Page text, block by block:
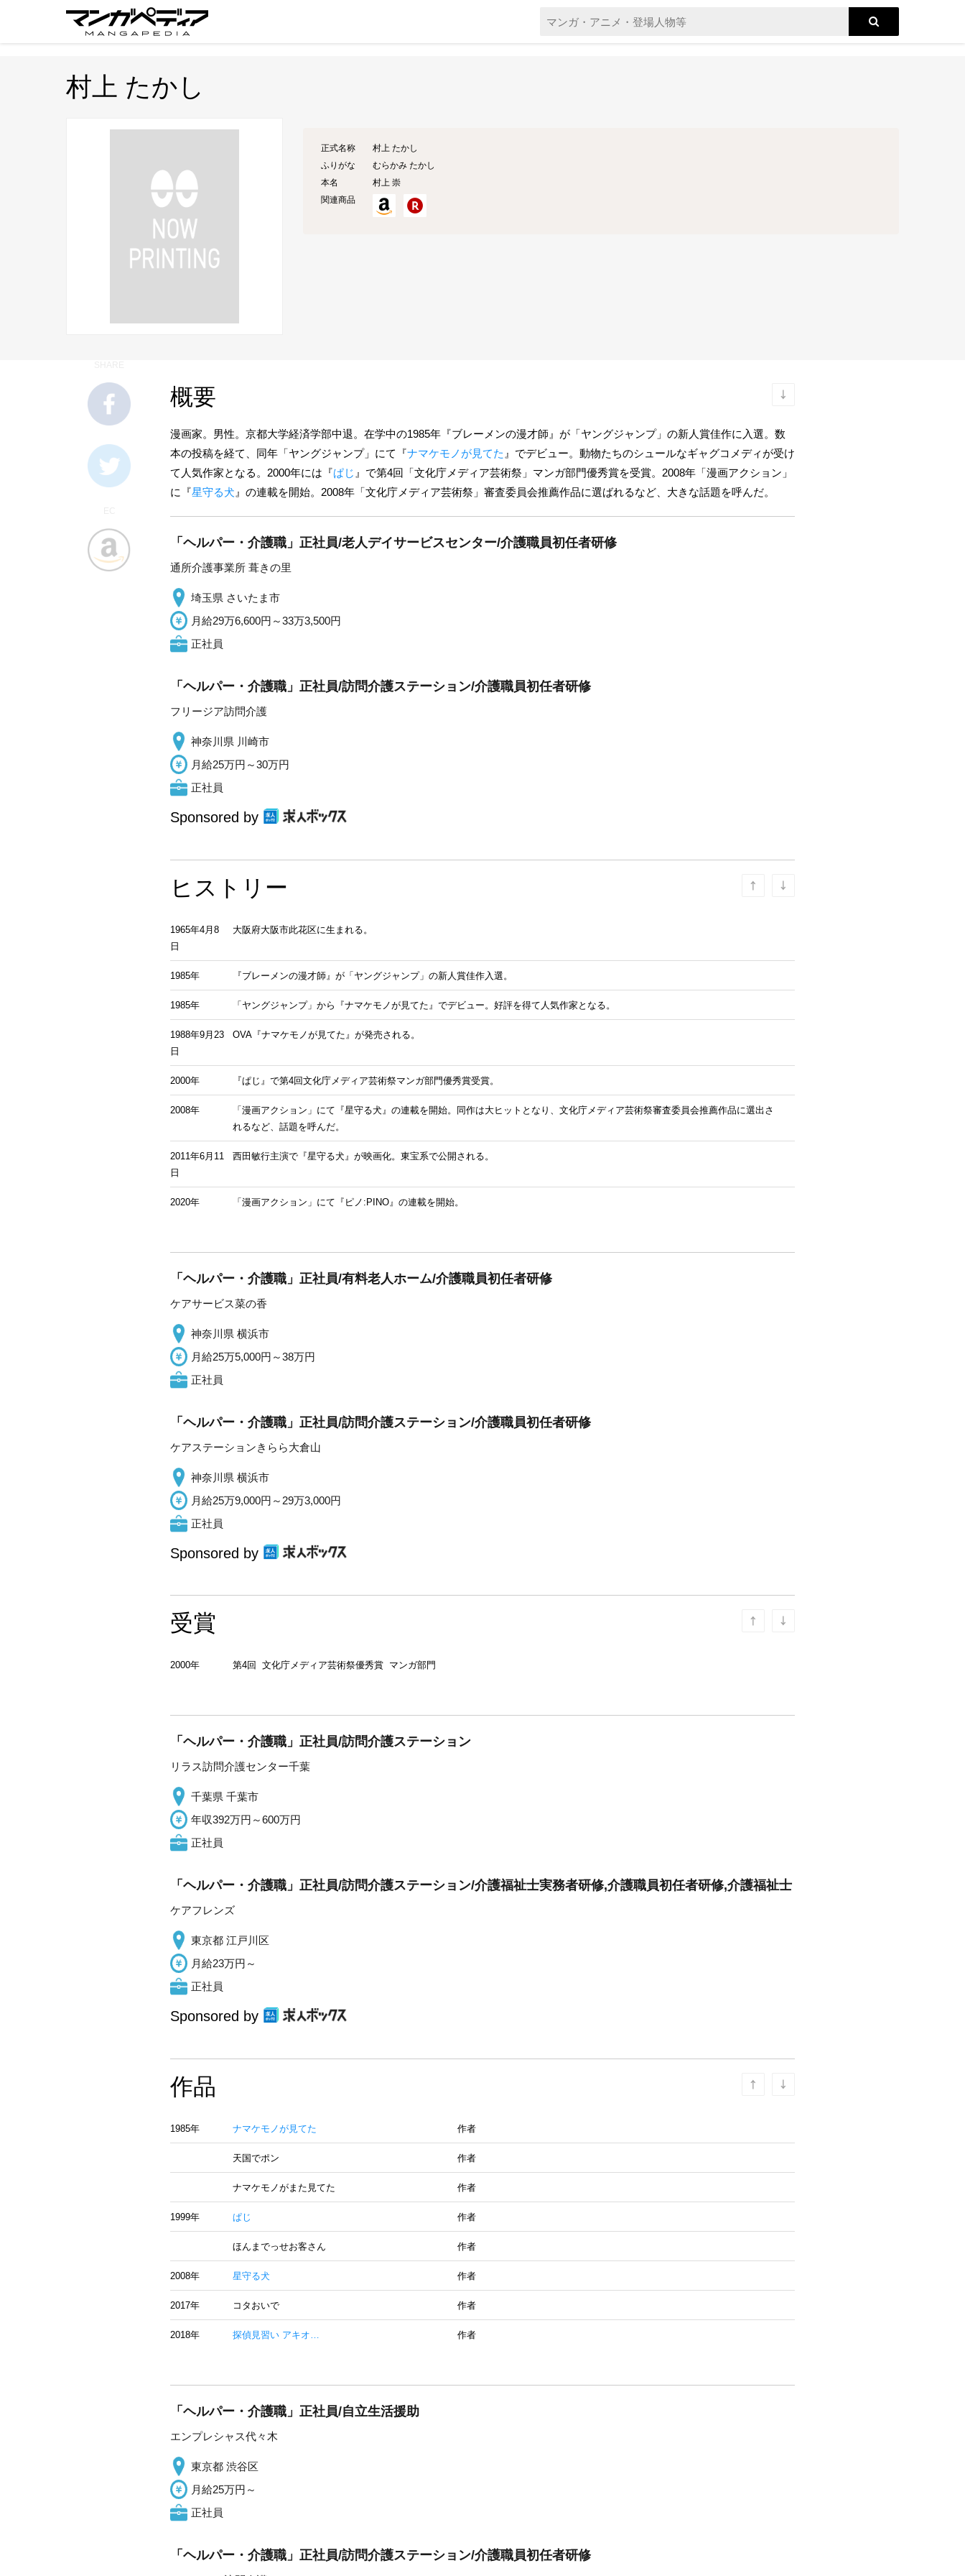
村上 たかし
正式名称
村上 たかし
ふりがな
むらかみ たかし
本名
村上 崇
関連商品
概要
漫画家。男性。京都大学経済学部中退。在学中の1985年『ブレーメンの漫才師』が「ヤングジャンプ」の新人賞佳作に入選。数
本の投稿を経て、同年「ヤングジャンプ」にて『ナマケモノが見てた 』でデビュー。動物たちのシュールなギャグコメディが受け
て人気作家となる。2000年には『ぱじ 』で第4回「文化庁メディア芸術祭」マンガ部門優秀賞を受賞。2008年「漫画アクション」
に『星守る犬 』の連載を開始。2008年「文化庁メディア芸術祭」審査委員会推薦作品に選ばれるなど、大きな話題を呼んだ。
「ヘルパー・介護職」正社員/老人デイサービスセンター/介護職員初任者研修
通所介護事業所 葺きの里
埼玉県 さいたま市
月給29万6,600円～33万3,500円
正社員
「ヘルパー・介護職」正社員/訪問介護ステーション/介護職員初任者研修
フリージア訪問介護
神奈川県 川崎市
月給25万円～30万円
正社員
Sponsored by
ヒストリー
1965年4月8
日
大阪府大阪市此花区に生まれる。
1985年 『ブレーメンの漫才師』が「ヤングジャンプ」の新人賞佳作入選。
1985年 「ヤングジャンプ」から『ナマケモノが見てた』でデビュー。好評を得て人気作家となる。
1988年9月23
日
OVA『ナマケモノが見てた』が発売される。
2000年 『ぱじ』で第4回文化庁メディア芸術祭マンガ部門優秀賞受賞。
2008年
「漫画アクション」にて『星守る犬』の連載を開始。同作は大ヒットとなり、文化庁メディア芸術祭審査委員会推薦作品に選出さ
れるなど、話題を呼んだ。
2011年6月11
日
西田敏行主演で『星守る犬』が映画化。東宝系で公開される。
2020年 「漫画アクション」にて『ピノ:PINO』の連載を開始。
「ヘルパー・介護職」正社員/有料老人ホーム/介護職員初任者研修
ケアサービス菜の香
神奈川県 横浜市
月給25万5,000円～38万円
正社員
「ヘルパー・介護職」正社員/訪問介護ステーション/介護職員初任者研修
ケアステーションきらら大倉山
神奈川県 横浜市
月給25万9,000円～29万3,000円
正社員
Sponsored by
受賞
2000年 第4回 文化庁メディア芸術祭優秀賞 マンガ部門
「ヘルパー・介護職」正社員/訪問介護ステーション
リラス訪問介護センター千葉
千葉県 千葉市
年収392万円～600万円
正社員
「ヘルパー・介護職」正社員/訪問介護ステーション/介護福祉士実務者研修,介護職員初任者研修,介護福祉士
ケアフレンズ
東京都 江戸川区
月給23万円～
正社員
Sponsored by
作品
1985年 ナマケモノが見てた 作者
天国でポン 作者
ナマケモノがまた見てた 作者
1999年 ぱじ 作者
ほんまでっせお客さん 作者
2008年 星守る犬 作者
2017年 コタおいで 作者
2018年 探偵見習い アキオ… 作者
「ヘルパー・介護職」正社員/自立生活援助
エンプレシャス代々木
東京都 渋谷区
月給25万円～
正社員
「ヘルパー・介護職」正社員/訪問介護ステーション/介護職員初任者研修